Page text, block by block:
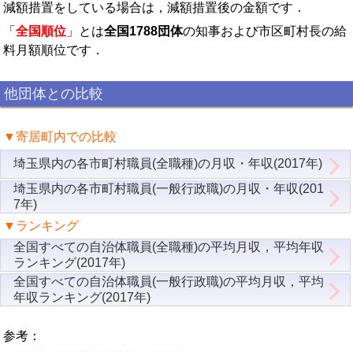
減額措置をしている場合は，減額措置後の金額です．
「 全国順位 」とは全国1788団体の知事および市区町村長の給
料月額順位です．
他団体との比較
▼寄居町内での比較
埼玉県内の各市町村職員(全職種)の月収・年収(2017年)
埼玉県内の各市町村職員(一般行政職)の月収・年収(201
7年)
▼ランキング
全国すべての自治体職員(全職種)の平均月収，平均年収
ランキング(2017年)
全国すべての自治体職員(一般行政職)の平均月収，平均
年収ランキング(2017年)
参考：